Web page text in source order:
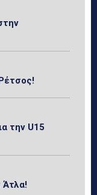
την U15